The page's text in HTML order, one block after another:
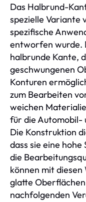
Das Halbrund-
spezielle Variante
spezifische
entworfen wurde.
halbrunde Kante,
geschwungenen
Konturen
zum Bearbeiten
weichen
für die Automobil-
Die Konstruktion
dass sie eine
die
können mit diesen
glatte
nachfolgenden